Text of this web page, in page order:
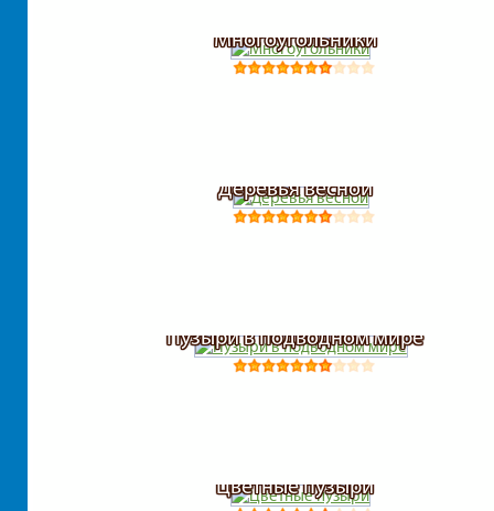
Многоугольники
Деревья весной
Пузыри в подводном мире
Цветные пузыри